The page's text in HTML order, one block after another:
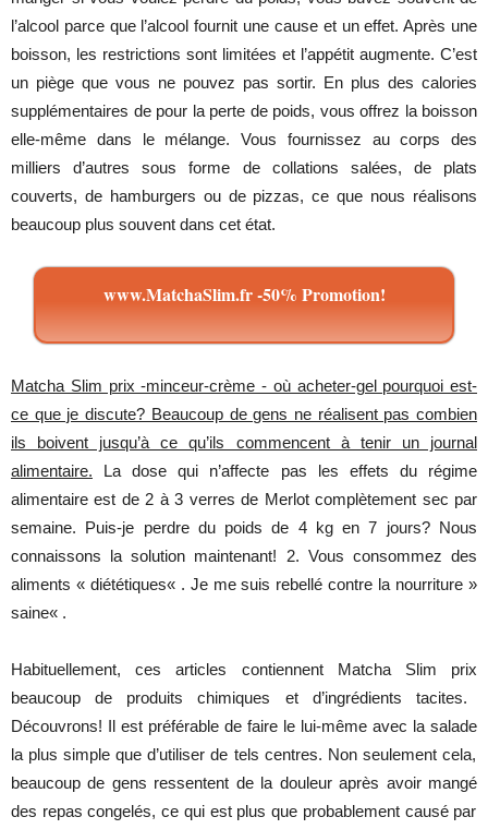
l’alcool parce que l’alcool fournit une causeet un effet.Après une
boisson, les restrictions sont limitées et l’appétit augmente. C’est
un piège que vous ne pouvez pas sortir. En plus des calories
supplémentaires de pour la perte de poids, vous offrez la boisson
elle-même dans le mélange. Vous fournissez aucorps des
milliers
d’autres sous forme de collations salées, de plats
couverts, de hamburgers oude pizzas, ceque nous réalisons
beaucoup plus souvent dans cet état.
www.MatchaSlim.fr -50% Promotion!
Matcha Slim prix -minceur-crème - où acheter-gel pourquoi est-
ce que je discute? Beaucoup de gens ne réalisent pas combien
ils boivent jusqu’à ce qu’ils commencent à tenir un journal
alimentaire. Ladose qui n’affecte pas les effets du
régime
alimentaire est de 2 à 3 verres de Merlot complètement sec par
semaine. Puis-je perdre du poids de 4 kg en 7 jours? Nous
connaissons lasolution maintenant! 2. Vous consommez des
aliments « diététiques« . Je mesuis rebellé contre la nourriture »
saine« .
Habituellement, cesarticles contiennent Matcha Slim prix
beaucoup de produits chimiques et d’ingrédients tacites.
Découvrons! Il est préférable de faire le lui-même avec la salade
la plussimple que d’utiliser de tels centres. Non seulementcela,
beaucoup de gens ressentent de la douleur après avoir mangé
des repas congelés, ce qui estplusque probablement causépar